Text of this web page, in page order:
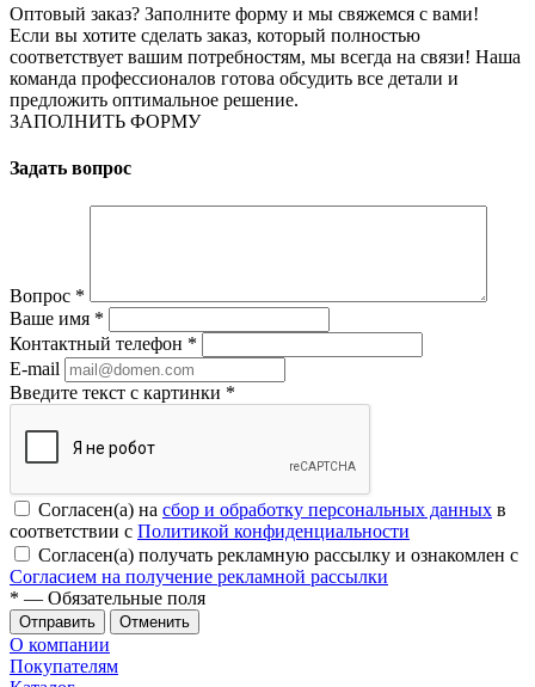
Оптовый заказ? Заполните форму и мы свяжемся с вами!
Если вы хотите сделать заказ, который полностью
соответствует вашим потребностям, мы всегда на связи! Наша
команда профессионалов готова обсудить все детали и
предложить оптимальное решение.
ЗАПОЛНИТЬ ФОРМУ
Задать вопрос
Вопрос *
Ваше имя *
Контактный телефон *
E-mail
Введите текст с картинки *
Согласен(а) на сбор и обработку персональных данных в
соответствии с Политикой конфиденциальности
Согласен(а) получать рекламную рассылку и ознакомлен с
Согласием на получение рекламной рассылки
* — Обязательные поля
Отменить
О компании
Покупателям